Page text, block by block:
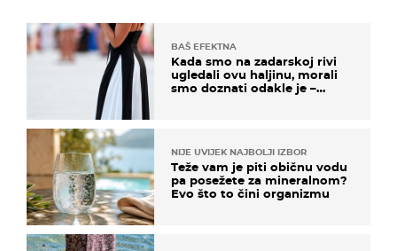
BAŠ EFEKTNA
Kada smo na zadarskoj rivi
ugledali ovu haljinu, morali
smo doznati odakle je –
NIJE UVIJEK NAJBOLJI IZBOR
Teže vam je piti običnu vodu
pa posežete za mineralnom?
Evo što to čini organizmu